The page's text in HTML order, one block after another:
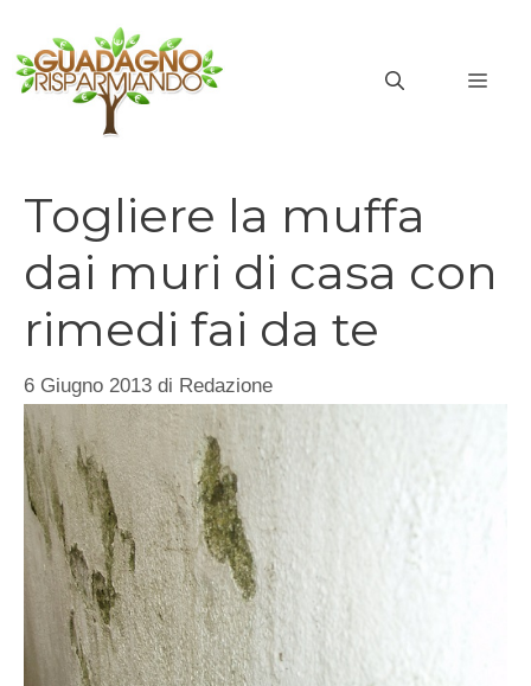
contenuto
Togliere la muffa
dai muri di casa con
rimedi fai da te
6 Giugno 2013 di Redazione